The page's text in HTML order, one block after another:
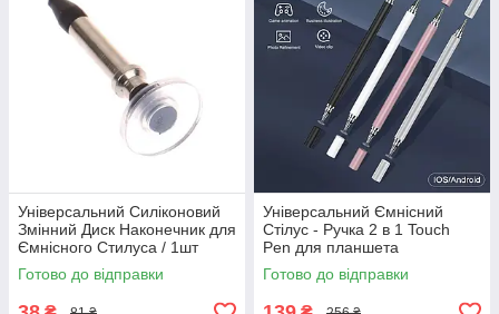
Універсальний Силіконовий
Змінний Диск Наконечник для
Ємнісного Стилуса / 1шт
Готово до відправки
Універсальний Ємнісний
Стілус - Ручка 2 в 1 Touch
Pen для планшета
сенсорного екрану
Готово до відправки